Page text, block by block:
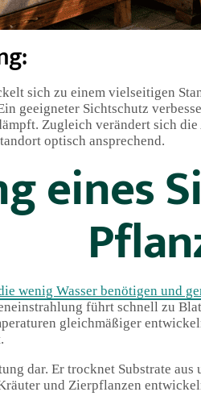
sich zu einem vielseitigen
geeigneter Sichtschutz
Zugleich verändert sich
optisch ansprechend.
eines
wenig Wasser benötigen und
führt schnell zu
gleichmäßiger
dar. Er trocknet Substrate
und Zierpflanzen